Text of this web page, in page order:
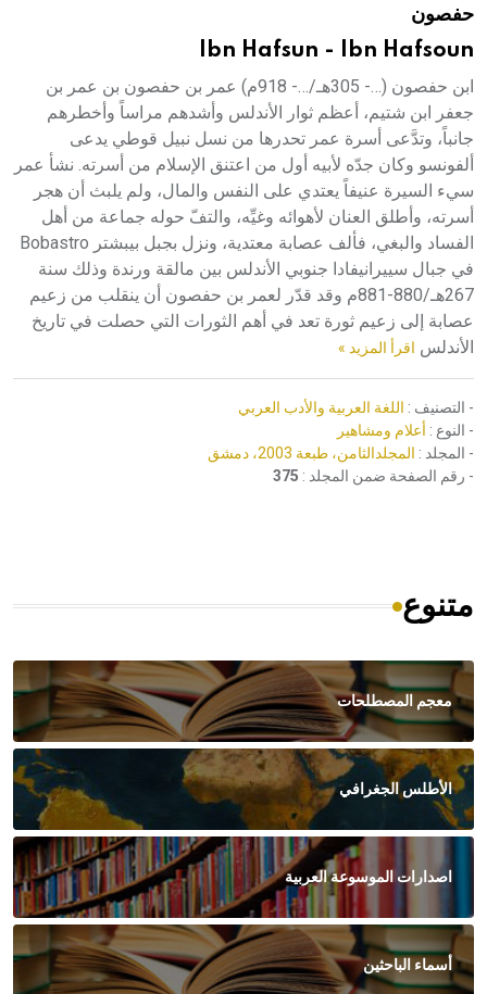
حفصون
Ibn Hafsun - Ibn Hafsoun
ابن حفصون (…- 305هـ/…- 918م) عمر بن حفصون بن عمر بن
جعفر ابن شتيم، أعظم ثوار الأندلس وأشدهم مراساً وأخطرهم
جانباً، وتدَّعى أسرة عمر تحدرها من نسل نبيل قوطي يدعى
ألفونسو وكان جدّه لأبيه أول من اعتنق الإسلام من أسرته. نشأ عمر
سيء السيرة عنيفاً يعتدي على النفس والمال، ولم يلبث أن هجر
أسرته، وأطلق العنان لأهوائه وغيِّه، والتفّ حوله جماعة من أهل
الفساد والبغي، فألف عصابة معتدية، ونزل بجبل بيبشتر Bobastro
في جبال سييرانيفادا جنوبي الأندلس بين مالقة ورندة وذلك سنة
267هـ/880-881م وقد قدّر لعمر بن حفصون أن ينقلب من زعيم
عصابة إلى زعيم ثورة تعد في أهم الثورات التي حصلت في تاريخ
الأندلس اقرأ المزيد »
- التصنيف : اللغة العربية والأدب العربي
- النوع : أعلام ومشاهير
- المجلد : المجلدالثامن، طبعة 2003، دمشق
- رقم الصفحة ضمن المجلد : 375
متنوع
معجم المصطلحات
الأطلس الجغرافي
اصدارات الموسوعة العربية
أسماء الباحثين